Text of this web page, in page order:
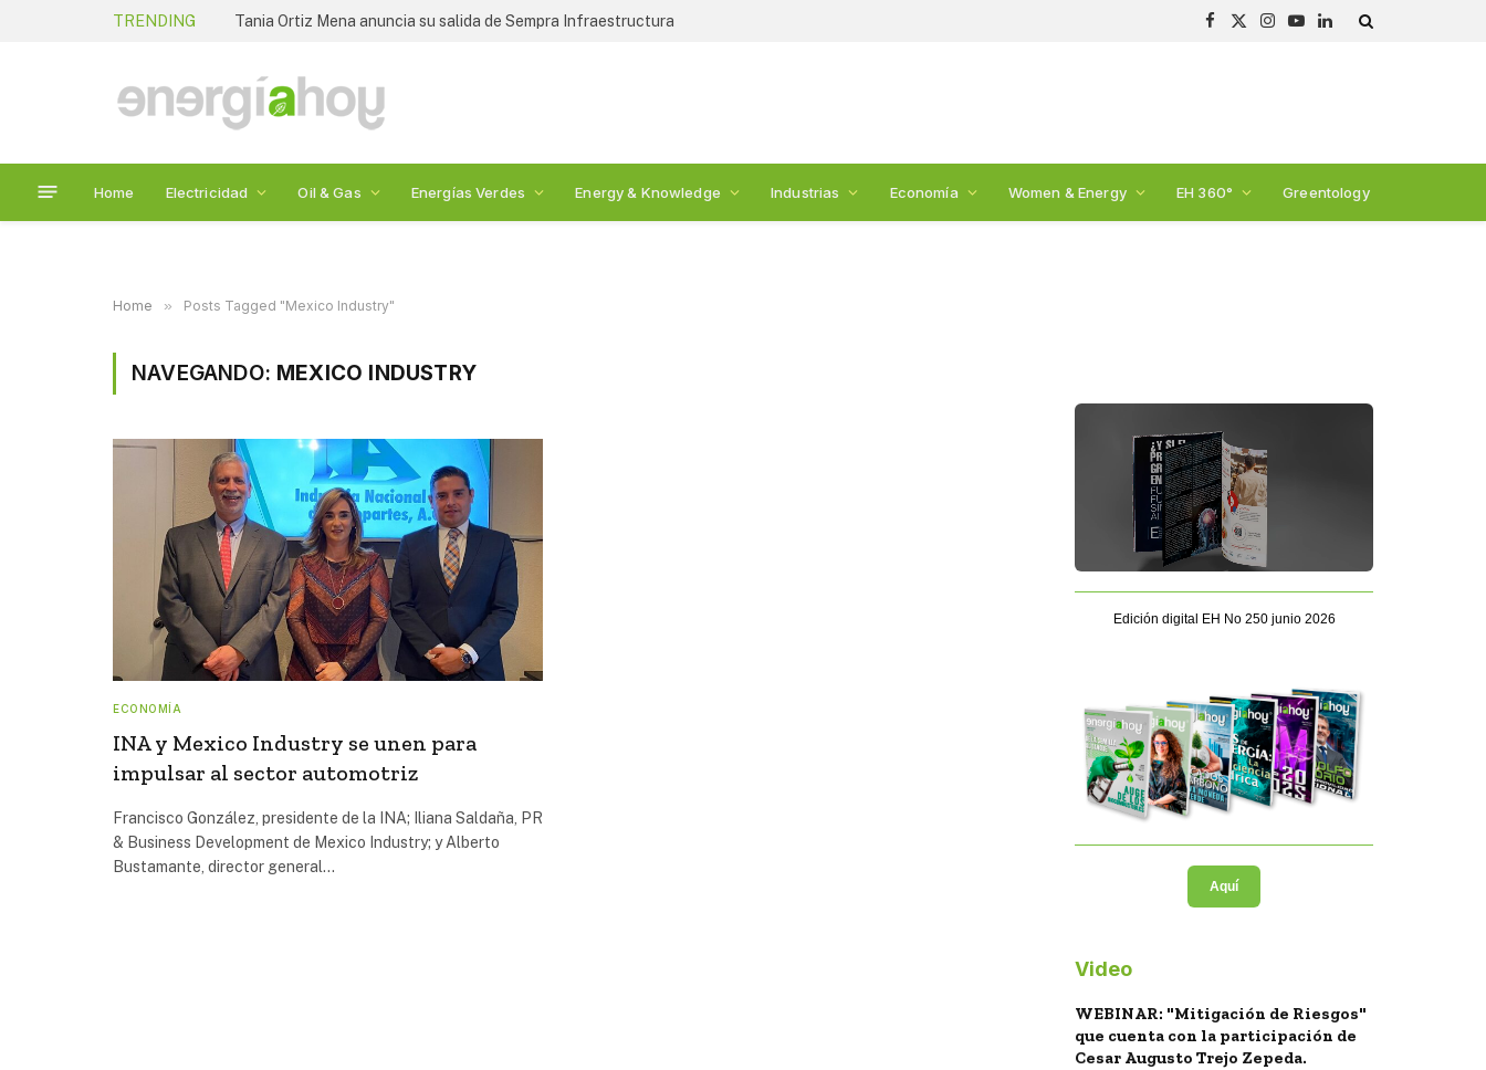
TRENDING Tania Ortiz Mena anuncia su salida de Sempra Infraestructura
Facebook
X
Instagram
YouTubeLinkedIn
Home Electricidad Oil & Gas Energías Verdes Energy & Knowledge Industrias Economía Women & Energy EH 360° Greentology
Home » Posts Tagged "Mexico Industry"
NAVEGANDO: MEXICO INDUSTRY
ECONOMÍA
INA y Mexico Industry se unen para
impulsar al sector automotriz
Francisco González, presidente de la INA; Iliana Saldaña, PR
& Business Development de Mexico Industry; y Alberto
Bustamante, director general…
Edición digital EH No 250 junio 2026
Aquí
Video
WEBINAR: "Mitigación de Riesgos"
que cuenta con la participación de
Cesar Augusto Trejo Zepeda.